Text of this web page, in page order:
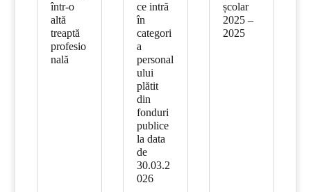
într-o
altă
treaptă
profesio
nală
ce intră
în
categori
a
personal
ului
plătit
din
fonduri
publice
la data
de
30.03.2
026
școlar
2025 –
2025